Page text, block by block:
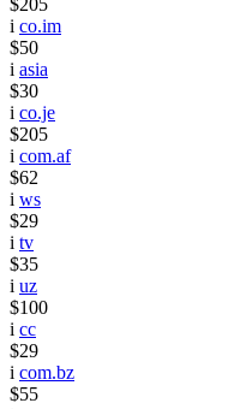
$205
i co.im
$50
i asia
$30
i co.je
$205
i com.af
$62
i ws
$29
i tv
$35
i uz
$100
i cc
$29
i com.bz
$55